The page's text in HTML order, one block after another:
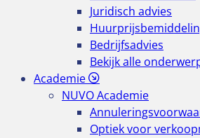
Juridisch advies
Bedrijfsadvies
Bekijk alle
Academie
NUVO Academie
Optiek voor